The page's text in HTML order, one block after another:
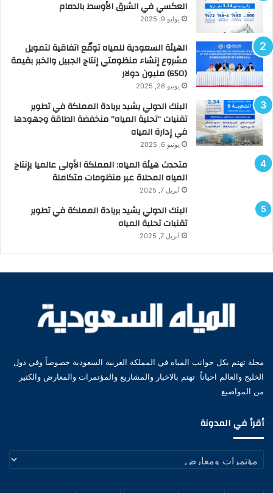
العكسي في الشرق الأوسط بالدمام
يوليو 9, 2025
الهيئة السعودية للمياه توقّع اتفاقية لتمويل
مشروع إنشاء منظومتي إنتاج الجبيل والخبر بقيمة
(650) مليون دولار
يونيو 26, 2025
البنك الدولي يشيد بريادة المملكة في تطوير
تقنيات “تحلية المياه” منخفضة الطاقة وجهودها
في إدارة المياه
يونيو 6, 2025
متحدث هيئة المياه: المملكة الأولى عالميا بإنتاج
المياه المحلاة عبر منظومات متكاملة
أبريل 7, 2025
البنك الدولي يشيد بريادة المملكة في تطوير
تقنيات تحلية المياه
أبريل 7, 2025
مجلة تهتم بكل جوانب المياه في المملكة العربية السعودية خصوصاً وفي دول
الخليج والعالم احياناً تهتم بالاخبار والمشاريع والمؤتمرات والمعارض والكثير
من المواضيع
أقرأ في المدونة
في